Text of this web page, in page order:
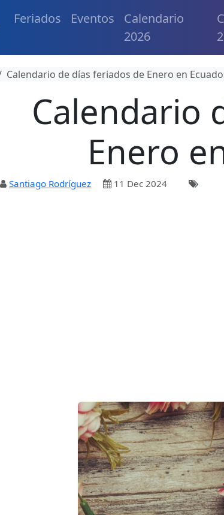
Feriados Eventos
Calendario
2026
Calendario de días feriados de Enero en
Calendario
Enero
Santiago Rodríguez 11 Dec 2024